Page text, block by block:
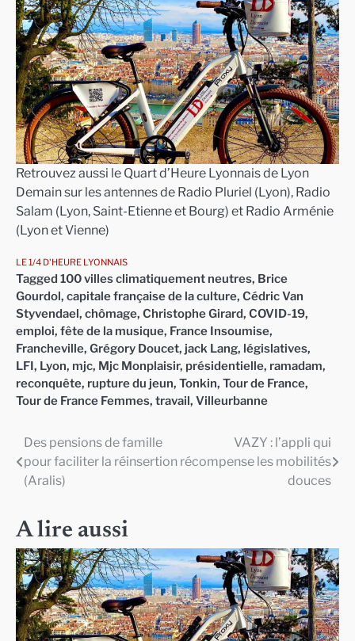
Retrouvez aussi le Quart d’Heure Lyonnais de Lyon
Demain sur les antennes de Radio Pluriel (Lyon), Radio
Salam (Lyon, Saint-Etienne et Bourg) et Radio Arménie
(Lyon et Vienne)
LE 1/4 D'HEURE LYONNAIS
Tagged 100 villes climatiquement neutres, Brice
Gourdol, capitale française de la culture, Cédric Van
Styvendael, chômage, Christophe Girard, COVID-19,
emploi, fête de la musique, France Insoumise,
Francheville, Grégory Doucet, jack Lang, législatives,
LFI, Lyon, mjc, Mjc Monplaisir, présidentielle, ramadam,
reconquête, rupture du jeun, Tonkin, Tour de France,
Tour de France Femmes, travail, Villeurbanne
Navigation
de
Des pensions de famille
pour faciliter la réinsertion
(Aralis)
VAZY : l’appli qui
récompense les mobilités
douces
A lire aussi